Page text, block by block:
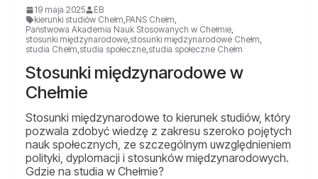
19 maja 2025
EB
kierunki studiów Chełm PANS Chełm
Państwowa Akademia Nauk Stosowanych w Chełmie
stosunki międzynarodowe stosunki międzynarodowe Chełm
studia Chełm studia społeczne studia społeczne Chełm
Stosunki międzynarodowe w
Chełmie
Stosunki międzynarodowe to kierunek studiów, który
pozwala zdobyć wiedzę z zakresu szeroko pojętych
nauk społecznych, ze szczególnym uwzględnieniem
polityki, dyplomacji i stosunków międzynarodowych.
Gdzie na studia w Chełmie?